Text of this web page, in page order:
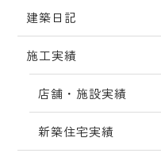
建築日記
施工実績
店舗・施設実績
新築住宅実績